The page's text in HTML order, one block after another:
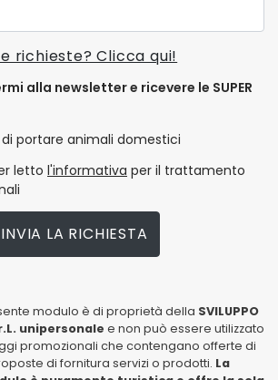
richieste? Clicca qui!
alla newsletter e ricevere le SUPER
portare animali domestici
letto l'informativa per il trattamento
INVIA LA RICHIESTA
modulo è di proprietà della SVILUPPO
unipersonale e non può essere utilizzato
promozionali che contengano offerte di
di fornitura servizi o prodotti. La